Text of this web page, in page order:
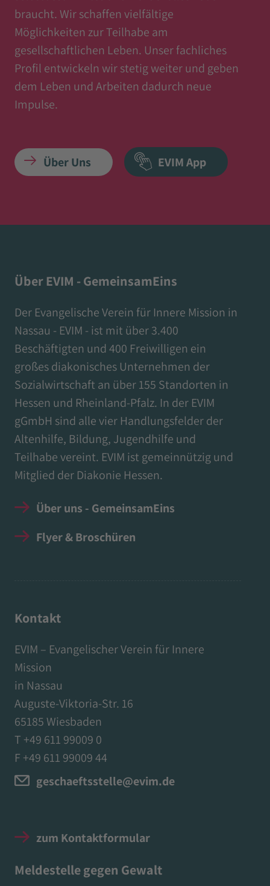
braucht. Wir schaffen vielfältige
Möglichkeiten zur Teilhabe am
gesellschaftlichen Leben. Unser fachliches
Profil entwickeln wir stetig weiter und geben
dem Leben und Arbeiten dadurch neue
Impulse.
Über Uns EVIM App
Über EVIM - GemeinsamEins
Der Evangelische Verein für Innere Mission in
Nassau - EVIM - ist mit über 3.400
Beschäftigten und 400 Freiwilligen ein
großes diakonisches Unternehmen der
Sozialwirtschaft an über 155 Standorten in
Hessen und Rheinland-Pfalz. In der EVIM
gGmbH sind alle vier Handlungsfelder der
Altenhilfe, Bildung, Jugendhilfe und
Teilhabe vereint. EVIM ist gemeinnützig und
Mitglied der Diakonie Hessen.
Über uns - GemeinsamEins
Flyer & Broschüren
Kontakt
EVIM – Evangelischer Verein für Innere
Mission
in Nassau
Auguste-Viktoria-Str. 16
65185 Wiesbaden
T +49 611 99009 0
F +49 611 99009 44
geschaeftsstelle@evim.de
zum Kontaktformular
Meldestelle gegen Gewalt